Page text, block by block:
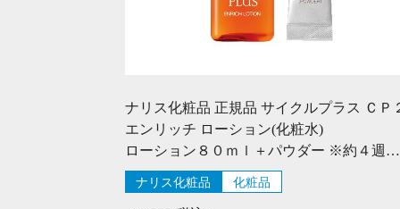
ナリス化粧品 正規品 サイクルプラス ＣＰ
エンリッチ ローション(化粧水)
ローション８０ｍｌ＋パウダー ※約４週間分
ナリス化粧品 化粧品